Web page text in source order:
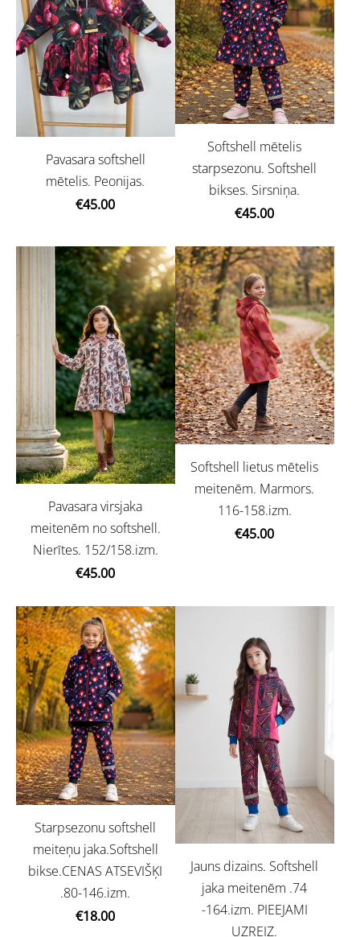
Pavasara softshell
mētelis. Peonijas.
€45.00
Softshell mētelis
starpsezonu. Softshell
bikses. Sirsniņa.
€45.00
Pavasara virsjaka
meitenēm no softshell.
Nierītes. 152/158.izm.
€45.00
Softshell lietus mētelis
meitenēm. Marmors.
116-158.izm.
€45.00
Starpsezonu softshell
meiteņu jaka.Softshell
bikse.CENAS ATSEVIŠĶI
.80-146.izm.
€18.00
Jauns dizains. Softshell
jaka meitenēm .74
-164.izm. PIEEJAMI
UZREIZ.